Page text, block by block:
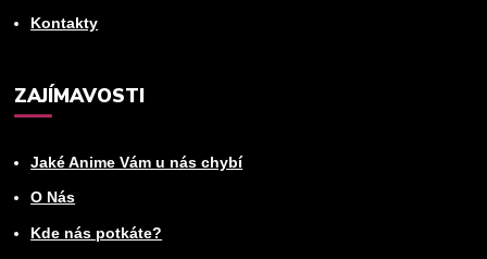
Kontakty
ZAJÍMAVOSTI
Jaké Anime Vám u nás chybí
O Nás
Kde nás potkáte?